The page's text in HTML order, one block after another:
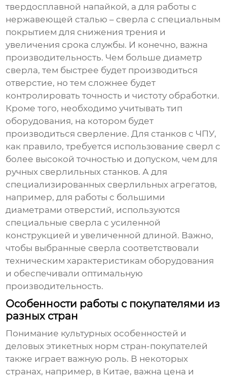
твердосплавной напайкой, а для работы с
нержавеющей сталью – сверла с специальным
покрытием для снижения трения и
увеличения срока службы. И конечно, важна
производительность. Чем больше диаметр
сверла, тем быстрее будет производиться
отверстие, но тем сложнее будет
контролировать точность и чистоту обработки.
Кроме того, необходимо учитывать тип
оборудования, на котором будет
производиться сверление. Для станков с ЧПУ,
как правило, требуется использование сверл с
более высокой точностью и допуском, чем для
ручных сверлильных станков. А для
специализированных сверлильных агрегатов,
например, для работы с большими
диаметрами отверстий, используются
специальные сверла с усиленной
конструкцией и увеличенной длиной. Важно,
чтобы выбранные сверла соответствовали
техническим характеристикам оборудования
и обеспечивали оптимальную
производительность.
Особенности работы с покупателями из
разных стран
Понимание культурных особенностей и
деловых этикетных норм стран-покупателей
также играет важную роль. В некоторых
странах, например, в Китае, важна цена и